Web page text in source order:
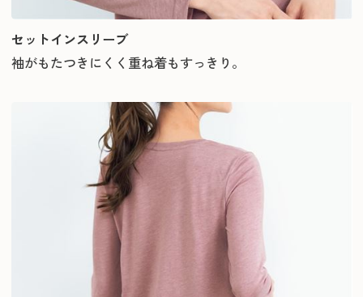
セットインスリーブ
袖がもたつきにくく重ね着もすっきり。